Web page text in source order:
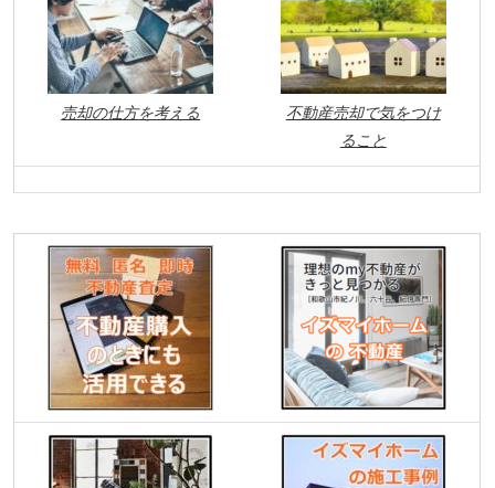
売却の仕方を考える
不動産売却で気をつけ
ること